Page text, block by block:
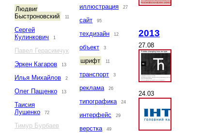
Людвиг
Быстроновский
11
Сергей
Кулинкович
1
Павел Герасимчук
Эркен Кагаров
13
Илья Михайлов 2
Олег Пащенко 13
Таисия
Лушенко
72
Тимур Бурбаев
иллюстрация 27
сайт 95
техдизайн 12
объект 3
шрифт 11
транспорт 3
реклама 26
типографика 24
интерфейс 29
верстка 49
2013
27.08
24.03